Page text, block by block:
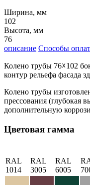
Ширина, мм
102
Высота, мм
76
описание Способы
Колено трубы 76☓102
контур рельефа фасада
Колено трубы
прессования (глубокая
дополнительную
Цветовая гамма
RAL
1014
RAL
3005
RAL
6005